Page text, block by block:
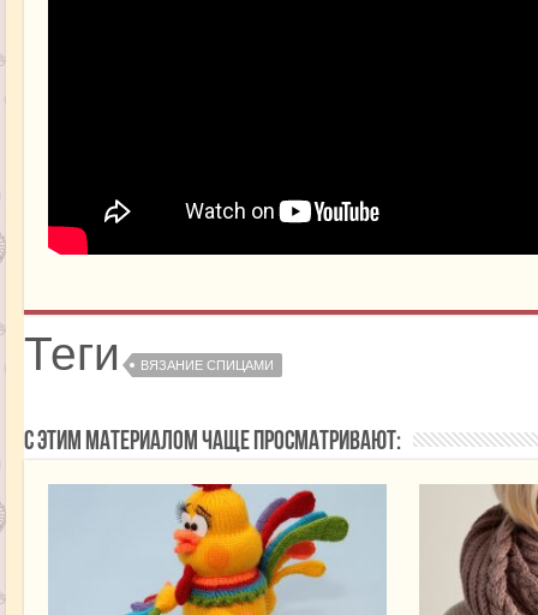
Теги ВЯЗАНИЕ СПИЦАМИ
С этим материалом чаще просматривают: